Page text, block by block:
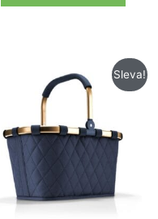
Sleva!
Původní
cena
675 Kč.
Aktuální
cena
475 Kč.